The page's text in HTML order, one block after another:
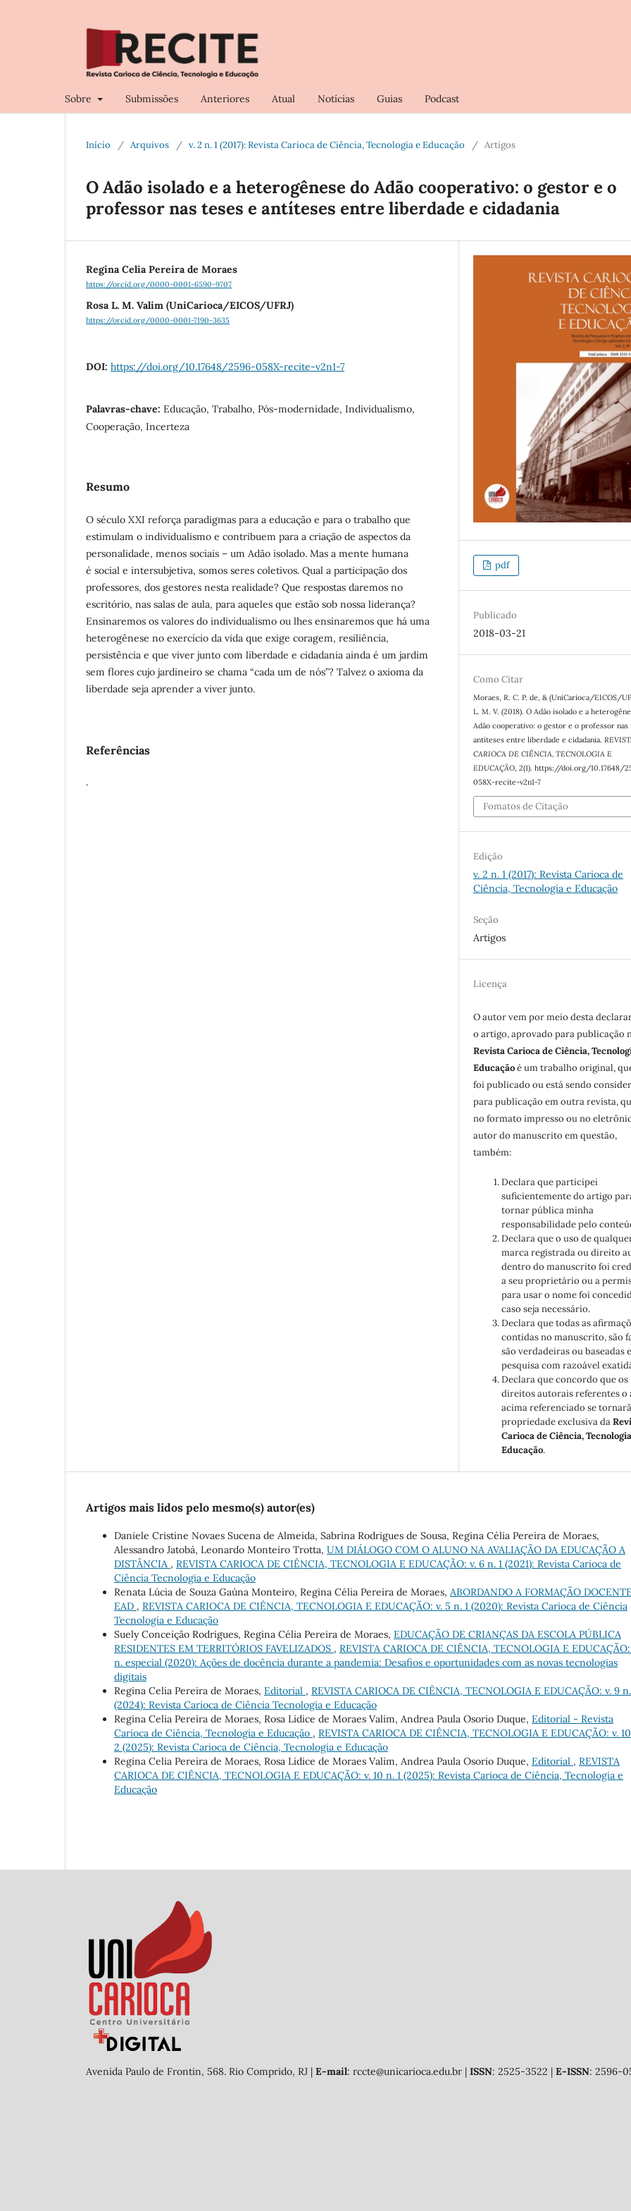
Sobre Submissões Anteriores Atual Notícias Guias Podcast
Início / Arquivos / v. 2 n. 1 (2017): Revista Carioca de Ciência, Tecnologia e Educação / Artigos
O Adão isolado e a heterogênese do Adão cooperativo: o gestor e o
professor nas teses e antíteses entre liberdade e cidadania
Regina Celia Pereira de Moraes
https://orcid.org/0000-0001-6590-9707
Rosa L. M. Valim (UniCarioca/EICOS/UFRJ)
https://orcid.org/0000-0001-7190-3635
DOI: https://doi.org/10.17648/2596-058X-recite-v2n1-7
Palavras-chave: Educação, Trabalho, Pós-modernidade, Individualismo,
Cooperação, Incerteza
Resumo
O século XXI reforça paradigmas para a educação e para o trabalho que
estimulam o individualismo e contribuem para a criação de aspectos da
personalidade, menos sociais – um Adão isolado. Mas a mente humana
é social e intersubjetiva, somos seres coletivos. Qual a participação dos
professores, dos gestores nesta realidade? Que respostas daremos no
escritório, nas salas de aula, para aqueles que estão sob nossa liderança?
Ensinaremos os valores do individualismo ou lhes ensinaremos que há uma
heterogênese no exercício da vida que exige coragem, resiliência,
persistência e que viver junto com liberdade e cidadania ainda é um jardim
sem flores cujo jardineiro se chama “cada um de nós”? Talvez o axioma da
liberdade seja aprender a viver junto.
Referências
.
pdf
Publicado
2018-03-21
Como Citar
Moraes, R. C. P. de, & (UniCarioca/EICOS/
L. M. V. (2018). O Adão isolado e a
Adão cooperativo: o gestor e o professor nas
antíteses entre liberdade e cidadania.
CARIOCA DE CIÊNCIA, TECNOLOGIA E
EDUCAÇÃO ,2(1). https://doi.org/10.17648/
058X-recite-v2n1-7
Fomatos de Citação
Edição
v. 2 n. 1 (2017): Revista Carioca de
Ciência, Tecnologia e Educação
Seção
Artigos
Licença
O autor vem por meio desta
o artigo, aprovado para publicação
Revista Carioca de Ciência,
Educaçãoé um trabalho original,
foi publicado ou está sendo
para publicação em outra revista,
no formato impresso ou no
autor do manuscrito em questão,
também:
Declara que participei
suficientemente do artigo
tornar pública minha
responsabilidade pelo
Declara que o uso de
marca registrada ou direito
dentro do manuscrito foi
a seu proprietário ou a
para usar o nome foi
caso seja necessário.
Declara que todas as
contidas no manuscrito, são
são verdadeiras ou baseadas
pesquisa com razoável
Declara que concordo que os
direitos autorais referentes o
acima referenciado se
propriedade exclusiva da
Carioca de Ciência,
Educação.
Artigos mais lidos pelo mesmo(s) autor(es)
Daniele Cristine Novaes Sucena de Almeida, Sabrina Rodrigues de Sousa, Regina Célia Pereira de Moraes,
Alessandro Jatobá, Leonardo Monteiro Trotta, UM DIÁLOGO COM O ALUNO NA AVALIAÇÃO DA EDUCAÇÃO A
DISTÂNCIA , REVISTA CARIOCA DE CIÊNCIA, TECNOLOGIA E EDUCAÇÃO: v. 6 n. 1 (2021): Revista Carioca de
Ciência Tecnologia e Educação
Renata Lúcia de Souza Gaúna Monteiro, Regina Célia Pereira de Moraes, ABORDANDO A FORMAÇÃO
EAD , REVISTA CARIOCA DE CIÊNCIA, TECNOLOGIA E EDUCAÇÃO: v. 5 n. 1 (2020): Revista Carioca de Ciência
Tecnologia e Educação
Suely Conceição Rodrigues, Regina Célia Pereira de Moraes, EDUCAÇÃO DE CRIANÇAS DA ESCOLA PÚBLICA
RESIDENTES EM TERRITÓRIOS FAVELIZADOS , REVISTA CARIOCA DE CIÊNCIA, TECNOLOGIA E EDUCAÇÃO:
n. especial (2020): Ações de docência durante a pandemia: Desafios e oportunidades com as novas tecnologias
digitais
Regina Celia Pereira de Moraes, Editorial , REVISTA CARIOCA DE CIÊNCIA, TECNOLOGIA E EDUCAÇÃO: v. 9
(2024): Revista Carioca de Ciência Tecnologia e Educação
Regina Celia Pereira de Moraes, Rosa Lidice de Moraes Valim, Andrea Paula Osorio Duque, Editorial - Revista
Carioca de Ciência, Tecnologia e Educação , REVISTA CARIOCA DE CIÊNCIA, TECNOLOGIA E EDUCAÇÃO: v.
2 (2025): Revista Carioca de Ciência, Tecnologia e Educação
Regina Celia Pereira de Moraes, Rosa Lidice de Moraes Valim, Andrea Paula Osorio Duque, Editorial , REVISTA
CARIOCA DE CIÊNCIA, TECNOLOGIA E EDUCAÇÃO: v. 10 n. 1 (2025): Revista Carioca de Ciência, Tecnologia e
Educação
Avenida Paulo de Frontin, 568. Rio Comprido, RJ | E-mail: rccte@unicarioca.edu.br | ISSN: 2525-3522 | E-ISSN: 2596-